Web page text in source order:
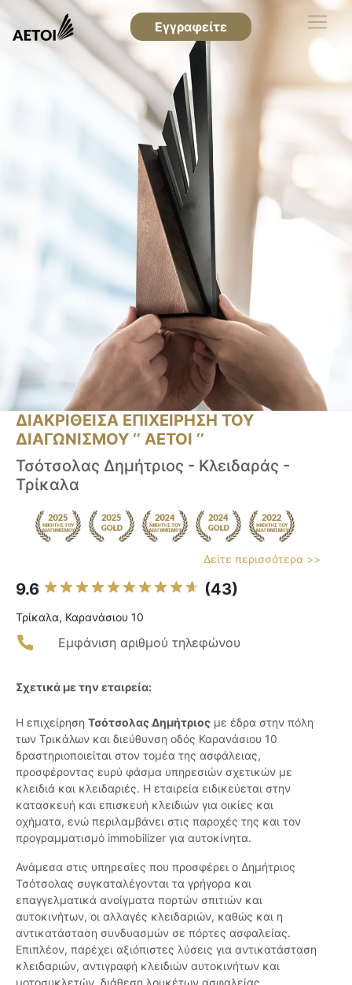
Εγγραφείτε
ΔΙΑΚΡΙΘΕΙΣΑ ΕΠΙΧΕΙΡΗΣΗ ΤΟΥ
ΔΙΑΓΩΝΙΣΜΟΥ ‘’ ΑΕΤΟΙ ‘’
Τσότσολας Δημήτριος - Κλειδαράς -
Τρίκαλα
Δείτε περισσότερα >>
9.6 (43)
Τρίκαλα, Καρανάσιου 10
Εμφάνιση αριθμού τηλεφώνου
Σχετικά με την εταιρεία:
Η επιχείρηση Τσότσολας Δημήτριος με έδρα στην πόλη
των Τρικάλων και διεύθυνση οδός Καρανάσιου 10
δραστηριοποιείται στον τομέα της ασφάλειας,
προσφέροντας ευρύ φάσμα υπηρεσιών σχετικών με
κλειδιά και κλειδαριές. Η εταιρεία ειδικεύεται στην
κατασκευή και επισκευή κλειδιών για οικίες και
οχήματα, ενώ περιλαμβάνει στις παροχές της και τον
προγραμματισμό immobilizer για αυτοκίνητα.
Ανάμεσα στις υπηρεσίες που προσφέρει ο Δημήτριος
Τσότσολας συγκαταλέγονται τα γρήγορα και
επαγγελματικά ανοίγματα πορτών σπιτιών και
αυτοκινήτων, οι αλλαγές κλειδαριών, καθώς και η
αντικατάσταση συνδυασμών σε πόρτες ασφαλείας.
Επιπλέον, παρέχει αξιόπιστες λύσεις για αντικατάσταση
κλειδαριών, αντιγραφή κλειδιών αυτοκινήτων και
μοτοσυκλετών, διάθεση λουκέτων ασφαλείας,